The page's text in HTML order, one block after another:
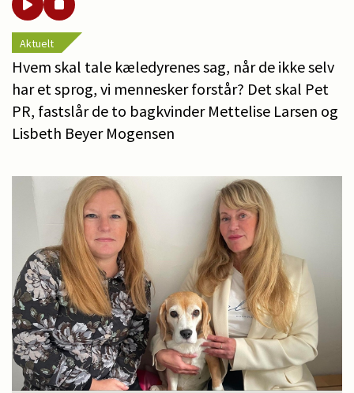
Aktuelt
Hvem skal tale kæledyrenes sag, når de ikke selv
har et sprog, vi mennesker forstår? Det skal Pet
PR, fastslår de to bagkvinder Mettelise Larsen og
Lisbeth Beyer Mogensen